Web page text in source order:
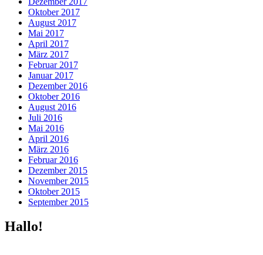
Oktober 2017
August 2017
Mai 2017
April 2017
März 2017
Februar 2017
Januar 2017
Dezember 2016
Oktober 2016
August 2016
Juli 2016
Mai 2016
April 2016
März 2016
Februar 2016
Dezember 2015
November 2015
Oktober 2015
September 2015
Hallo!